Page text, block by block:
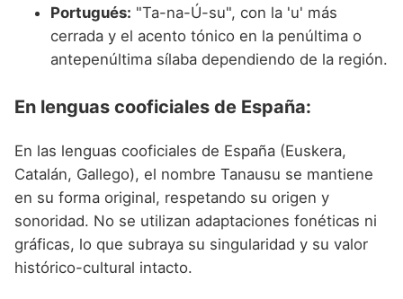
Portugués: "Ta-na-Ú-su", con la 'u' más
cerrada y el acento tónico en la penúltima o
antepenúltima sílaba dependiendo de la región.
En lenguas cooficiales de España:
En las lenguas cooficiales de España (Euskera,
Catalán, Gallego), el nombre Tanausu se mantiene
en su forma original, respetando su origen y
sonoridad. No se utilizan adaptaciones fonéticas ni
gráficas, lo que subraya su singularidad y su valor
histórico-cultural intacto.